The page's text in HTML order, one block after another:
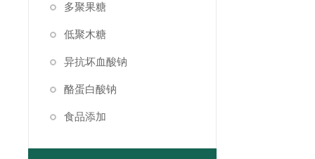
多聚果糖
低聚木糖
异抗坏血酸钠
酪蛋白酸钠
食品添加